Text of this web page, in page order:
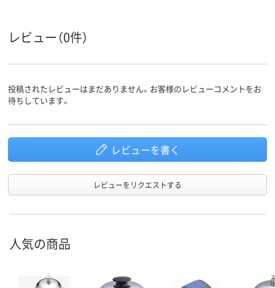
レビュー（0件）
投稿されたレビューはまだありません。お客様のレビューコメントをお
待ちしています。
レビューを書く
レビューをリクエストする
人気の商品